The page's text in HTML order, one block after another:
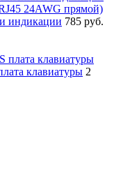
24AWG прямой)
индикации 785 руб.
клавиатуры 2